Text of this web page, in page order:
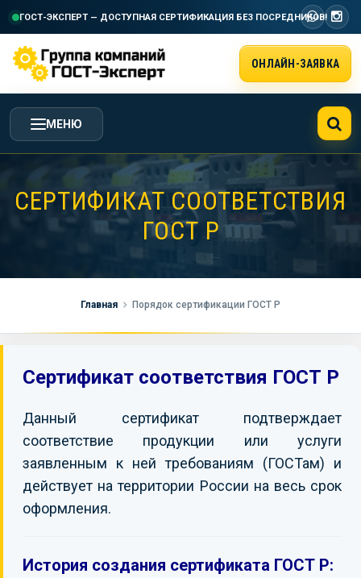
ГОСТ-ЭКСПЕРТ — ДОСТУПНАЯ СЕРТИФИКАЦИЯ БЕЗ ПОСРЕДНИКОВ!
ОНЛАЙН-ЗАЯВКА
МЕНЮ
ГЛАВНАЯ
УСЛУГИ ГК ГОСТ-ЭКСПЕРТ
СТОИМОСТЬ РАБОТ
НАША КОМПАНИЯ
КОНТАКТЫ
СЕРТИФИКАТ СООТВЕТСТВИЯ
ГОСТ Р
Главная Порядок сертификации ГОСТ Р
Сертификат соответствия ГОСТ Р
Данный сертификат подтверждает
соответствие продукции или услуги
заявленным к ней требованиям (ГОСТам) и
действует на территории России на весь срок
оформления.
История создания сертификата ГОСТ Р: